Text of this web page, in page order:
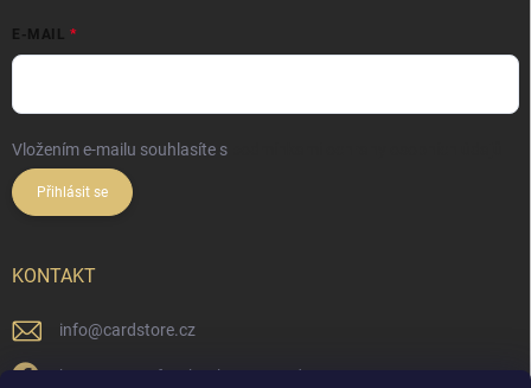
E-MAIL
Vložením e-mailu souhlasíte s
Přihlásit se
KONTAKT
info@cardstore.cz
https://www.facebook.com/cardstorecz